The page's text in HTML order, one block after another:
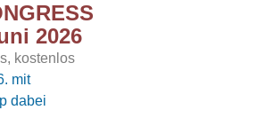
2026
kostenlos
mit
dabei